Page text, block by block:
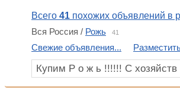
Всего 41 похожих объявлений в
Вся Россия / Рожь 41
Свежие объявления...